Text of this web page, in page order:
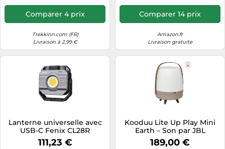
Comparer 4 prix
Trekkinn.com (FR)
Livraison à 2,99 €
Camping Aimanté, Crochet
et Prise-Chargeur USB,
Comparer 14 prix
Amazon.fr
Livraison gratuite
Lanterne universelle avec
USB-C Fenix CL28R
111,23 €
Kooduu Lite Up Play Mini
Earth – Son par JBL
189,00 €